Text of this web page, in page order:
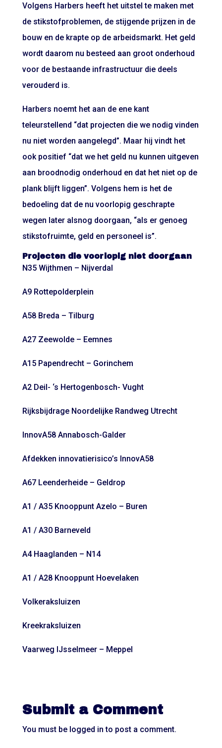
Volgens Harbers heeft het uitstel te maken met
de stikstofproblemen, de stijgende prijzen in de
bouw en de krapte op de arbeidsmarkt. Het geld
wordt daarom nu besteed aan groot onderhoud
voor de bestaande infrastructuur die deels
verouderd is.
Harbers noemt het aan de ene kant
teleurstellend “dat projecten die we nodig vinden
nu niet worden aangelegd”. Maar hij vindt het
ook positief “dat we het geld nu kunnen uitgeven
aan broodnodig onderhoud en dat het niet op de
plank blijft liggen”. Volgens hem is het de
bedoeling dat de nu voorlopig geschrapte
wegen later alsnog doorgaan, “als er genoeg
stikstofruimte, geld en personeel is”.
Projecten die voorlopig niet doorgaan
N35 Wijthmen – Nijverdal
A9 Rottepolderplein
A58 Breda – Tilburg
A27 Zeewolde – Eemnes
A15 Papendrecht – Gorinchem
A2 Deil- ‘s Hertogenbosch- Vught
Rijksbijdrage Noordelijke Randweg Utrecht
InnovA58 Annabosch-Galder
Afdekken innovatierisico’s InnovA58
A67 Leenderheide – Geldrop
A1 / A35 Knooppunt Azelo – Buren
A1 / A30 Barneveld
A4 Haaglanden – N14
A1 / A28 Knooppunt Hoevelaken
Volkeraksluizen
Kreekraksluizen
Vaarweg IJsselmeer – Meppel
Submit a Comment
You must be logged in to post a comment.